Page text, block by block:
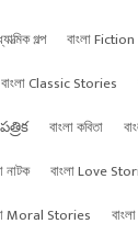
গল্প
বাংলা
বাংলা Classic Stories
పత్రిక বাংলা কবিতা
নাটক
বাংলা Love
Moral Stories